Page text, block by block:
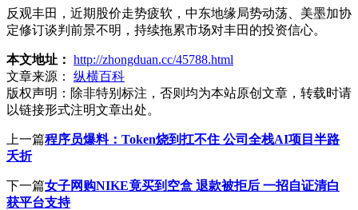
反观丰田，近期股价走势疲软，中东地缘局势动荡、美墨加协
定修订谈判前景不明，持续拖累市场对丰田的投资信心。
本文地址： http://zhongduan.cc/45788.html
文章来源：
纵横百科
版权声明： 除非特别标注，否则均为本站原创文章，转载时请
以链接形式注明文章出处。
上一篇程序员爆料：Token烧到扛不住 公司全栈AI项目半路
夭折
下一篇女子网购NIKE竟买到空盒 退款被拒后 一招自证清白
获平台支持